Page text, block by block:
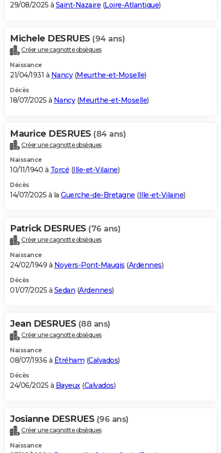
29/08/2025 à Saint-Nazaire (Loire-Atlantique)
Michele DESRUES (94 ans)
Créer une cagnotte obsèques
Naissance
21/04/1931 à Nancy(Meurthe-et-Moselle)
Décès
18/07/2025 à Nancy(Meurthe-et-Moselle)
Maurice DESRUES (84 ans)
Créer une cagnotte obsèques
Naissance
10/11/1940 à Torcé (Ille-et-Vilaine)
Décès
14/07/2025 à la Guerche-de-Bretagne (Ille-et-Vilaine)
Patrick DESRUES (76 ans)
Créer une cagnotte obsèques
Naissance
24/02/1949 à Noyers-Pont-Maugis (Ardennes)
Décès
01/07/2025 à Sedan (Ardennes)
Jean DESRUES (88 ans)
Créer une cagnotte obsèques
Naissance
08/07/1936 à Étréham (Calvados)
Décès
24/06/2025 à Bayeux(Calvados)
Josianne DESRUES (96 ans)
Créer une cagnotte obsèques
Naissance